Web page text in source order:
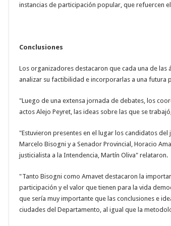
instancias de participación popular, que refuercen
Conclusiones
Los organizadores destacaron que cada una de las
analizar su factibilidad e incorporarlas a una
"Luego de una extensa jornada de debates, los
actos Alejo Peyret, las ideas sobre las que se
"Estuvieron presentes en el lugar los candidatos del
Marcelo Bisogni y a Senador Provincial, Horacio
justicialista a la Intendencia, Martín Oliva" relataron.
"Tanto Bisogni como Amavet destacaron la
participación y el valor que tienen para la vida
que sería muy importante que las conclusiones e
ciudades del Departamento, al igual que la